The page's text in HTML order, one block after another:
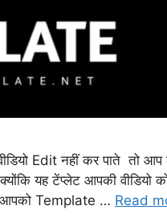
Edit नहीं कर पाते तो
यह टेंप्लेट आपकी वीडियो
आपको Template … Read